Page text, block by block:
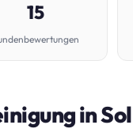
15
in